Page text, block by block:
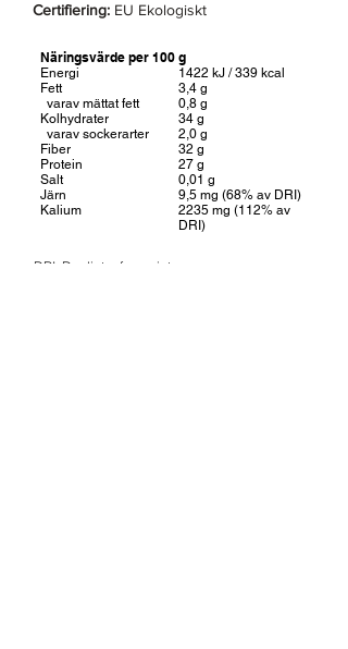
Certifiering: EU Ekologiskt
Näringsvärde per 100 g
Energi
Fett
varav mättat fett
Kolhydrater
varav sockerarter
Fiber
Protein
Salt
Järn
Kalium
1422 kJ / 339 kcal
3,4 g
0,8 g
34 g
2,0 g
32 g
27 g
0,01 g
9,5 mg (68% av DRI)
2235 mg (112% av
DRI)
DRI: Dagligt referensintag